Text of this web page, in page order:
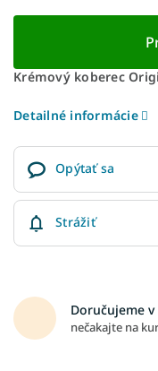
Krémový koberec
Detailné informácie
Opýtať sa
Strážiť
Doručujeme
nečakajte na